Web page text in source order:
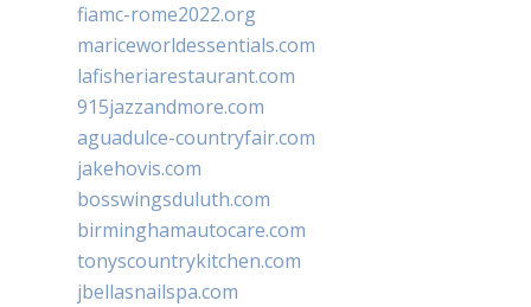
fiamc-rome2022.org
mariceworldessentials.com
lafisheriarestaurant.com
915jazzandmore.com
aguadulce-countryfair.com
jakehovis.com
bosswingsduluth.com
birminghamautocare.com
tonyscountrykitchen.com
jbellasnailspa.com